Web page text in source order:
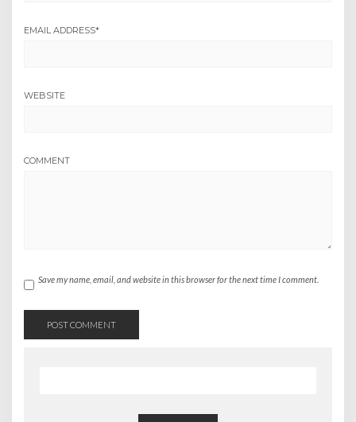
EMAIL ADDRESS*
WEBSITE
COMMENT
Save my name, email, and website in this browser for the next time I comment.